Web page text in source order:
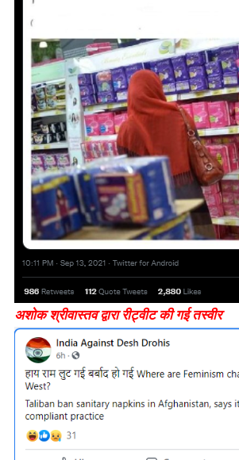
अशोक श्रीवास्तव द्वारा रीट्वीट की गई तस्वीर